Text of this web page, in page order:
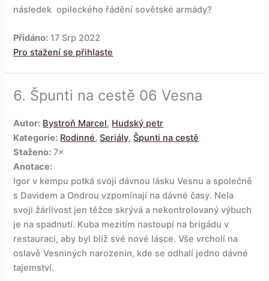
následek opileckého řádění sovětské armády?
Přidáno: 17 Srp 2022
Pro stažení se přihlaste
6. Špunti na cestě 06 Vesna
Autor: Bystroň Marcel, Hudský petr
Kategorie: Rodinné,Seriály,Špunti na cestě
Staženo: 7×
Anotace:
Igor v kempu potká svoji dávnou lásku Vesnu a společně
s Davidem a Ondrou vzpomínají na dávné časy. Nela
svoji žárlivost jen těžce skrývá a nekontrolovaný výbuch
je na spadnutí. Kuba mezitím nastoupí na brigádu v
restauraci, aby byl blíž své nové lásce. Vše vrcholí na
oslavě Vesniných narozenin, kde se odhalí jedno dávné
tajemství.